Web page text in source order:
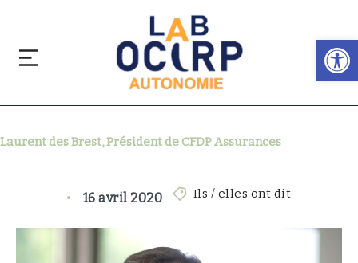
Ouvrir la barre d’outils
Laurent des Brest, Président de CFDP Assurances
16 avril 2020 Ils / elles ont dit